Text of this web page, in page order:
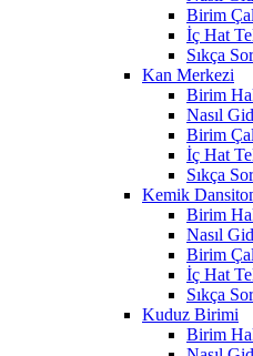
Birim
İç Hat
Sıkça
Kan Merkezi
Birim
Nasıl
Birim
İç Hat
Sıkça
Kemik
Birim
Nasıl
Birim
İç Hat
Sıkça
Kuduz Birimi
Birim